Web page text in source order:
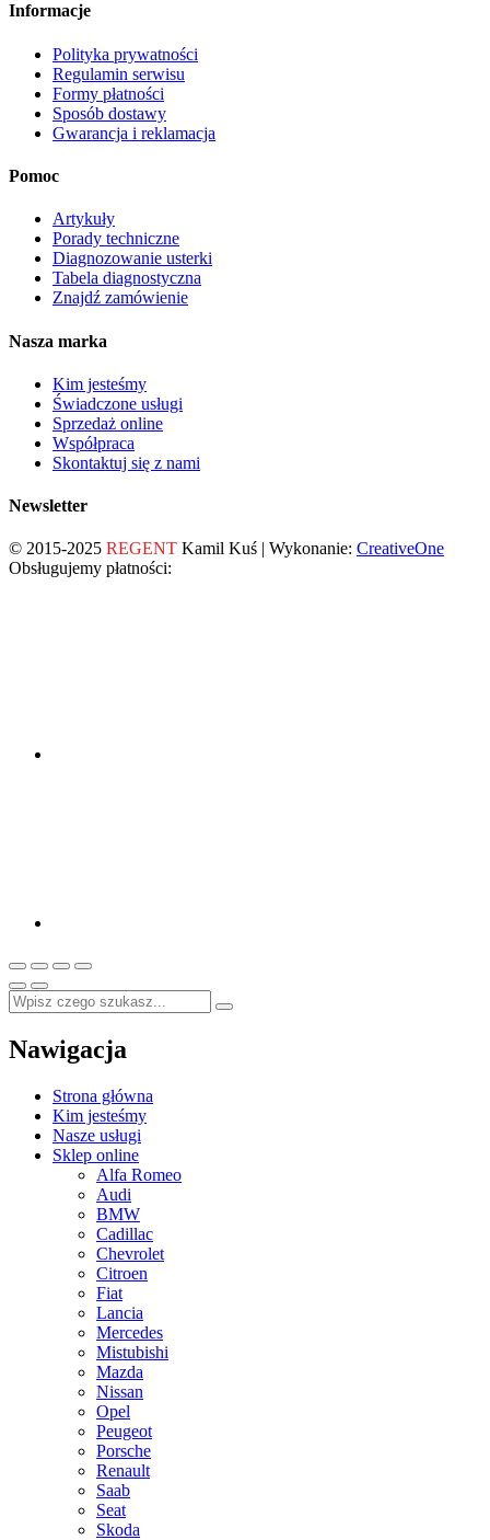
Informacje
Polityka prywatności
Regulamin serwisu
Formy płatności
Sposób dostawy
Gwarancja i reklamacja
Pomoc
Artykuły
Porady techniczne
Diagnozowanie usterki
Tabela diagnostyczna
Znajdź zamówienie
Nasza marka
Kim jesteśmy
Świadczone usługi
Sprzedaż online
Współpraca
Skontaktuj się z nami
Newsletter
© 2015-2025 REGENT Kamil Kuś | Wykonanie: CreativeOne
Obsługujemy płatności:
Nawigacja
Strona główna
Kim jesteśmy
Nasze usługi
Sklep online
Alfa Romeo
Audi
BMW
Cadillac
Chevrolet
Citroen
Fiat
Lancia
Mercedes
Mistubishi
Mazda
Nissan
Opel
Peugeot
Porsche
Renault
Saab
Seat
Skoda